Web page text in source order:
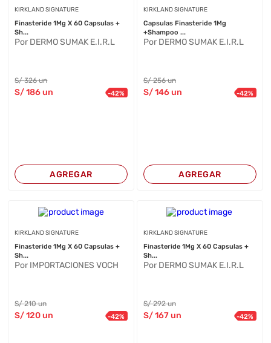
KIRKLAND SIGNATURE
Finasteride 1Mg X 60 Capsulas +
Sh...
Por DERMO SUMAK E.I.R.L
S/326 un
S/186 un -42%
AGREGAR
KIRKLAND SIGNATURE
Capsulas Finasteride 1Mg
+Shampoo ...
Por DERMO SUMAK E.I.R.L
S/256 un
S/146un -42%
AGREGAR
KIRKLAND SIGNATURE
Finasteride 1Mg X 60 Capsulas +
Sh...
Por IMPORTACIONES VOCH
S/210 un
S/120 un -42%
KIRKLAND SIGNATURE
Finasteride 1Mg X 60 Capsulas +
Sh...
Por DERMO SUMAK E.I.R.L
S/292 un
S/167un -42%